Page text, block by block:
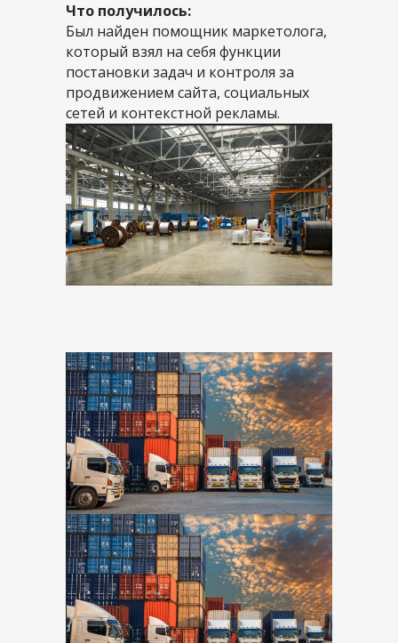
Что получилось:
Был найден помощник маркетолога,
который взял на себя функции
постановки задач и контроля за
продвижением сайта, социальных
сетей и контекстной рекламы.